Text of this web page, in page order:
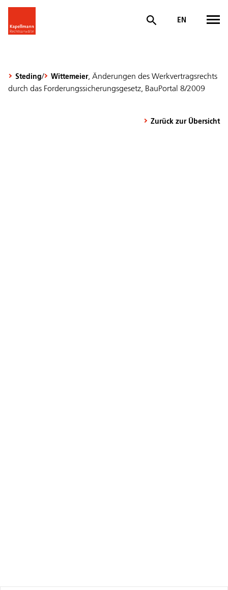
EN
Steding/ Wittemeier, Änderungen des Werkvertragsrechts
durch das Forderungssicherungsgesetz, BauPortal 8/2009
Zurück zur Übersicht